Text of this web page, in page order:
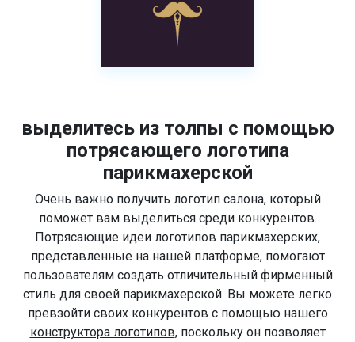
выделитесь из толпы с помощью
потрясающего логотипа
парикмахерской
Очень важно получить логотип салона, который
поможет вам выделиться среди конкурентов.
Потрясающие идеи логотипов парикмахерских,
представленные на нашей платформе, помогают
пользователям создать отличительный фирменный
стиль для своей парикмахерской. Вы можете легко
превзойти своих конкурентов с помощью нашего
конструктора логотипов, поскольку он позволяет